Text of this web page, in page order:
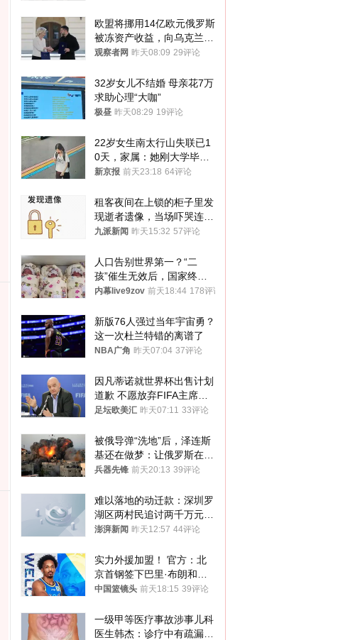
欧盟将挪用14亿欧元俄罗斯
被冻资产收益，向乌克兰提
供援助
观察者网 昨天08:09 29评论
32岁女儿不结婚 母亲花7万
求助心理“大咖”
极昼 昨天08:29 19评论
22岁女生南太行山失联已1
0天，家属：她刚大学毕业
想到山里旅行
新京报 前天23:18 64评论
租客夜间在上锁的柜子里发
现逝者遗像，当场吓哭连夜
搬离，房东退还押金
九派新闻 昨天15:32 57评论
人口告别世界第一？“二
孩”催生无效后，国家终于
向住房出手了！
内幕live9zov 前天18:44 178评论
新版76人强过当年宇宙勇？
这一次杜兰特错的离谱了
NBA广角 昨天07:04 37评论
因凡蒂诺就世界杯出售计划
道歉 不愿放弃FIFA主席职
位
足坛欧美汇 昨天07:11 33评论
被俄导弹“洗地”后，泽连斯
基还在做梦：让俄罗斯在冬
季前求和？
兵器先锋 前天20:13 39评论
难以落地的动迁款：深圳罗
湖区两村民追讨两千万元动
迁款八年未果
澎湃新闻 昨天12:57 44评论
实力外援加盟！ 官方：北
京首钢签下巴里·布朗和桑
普森
中国篮镜头 前天18:15 39评论
一级甲等医疗事故涉事儿科
医生韩杰：诊疗中有疏漏，